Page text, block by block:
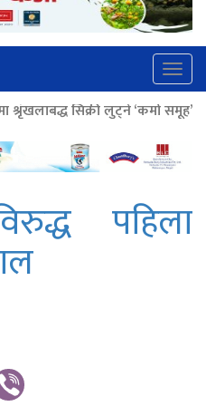
समूह’का नाइकेसहित पाँच पक्राउ
पहिला